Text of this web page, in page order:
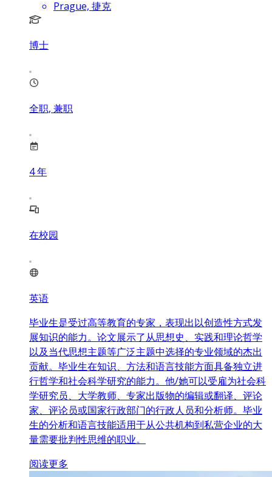
Prague, 捷克
博士
全职, 兼职
4年
在校园
英语
毕业生是受过高等教育的专家，表现出以创造性方式发
展知识的能力。论文展示了从思想史、实践和理论哲学
以及当代思想主题等广泛主题中选择的专业领域的杰出
贡献。毕业生在知识、方法和语言技能方面具备独立进
行哲学和社会科学研究的能力。他/她可以受雇为社会科
学研究员、大学教师、专家出版物的编辑或翻译、评论
家、评论员或国家行政部门的行政人员和分析师。毕业
生的分析和语言技能适用于从公共机构到私营企业的大
量需要批判性思维的职业。
阅读更多